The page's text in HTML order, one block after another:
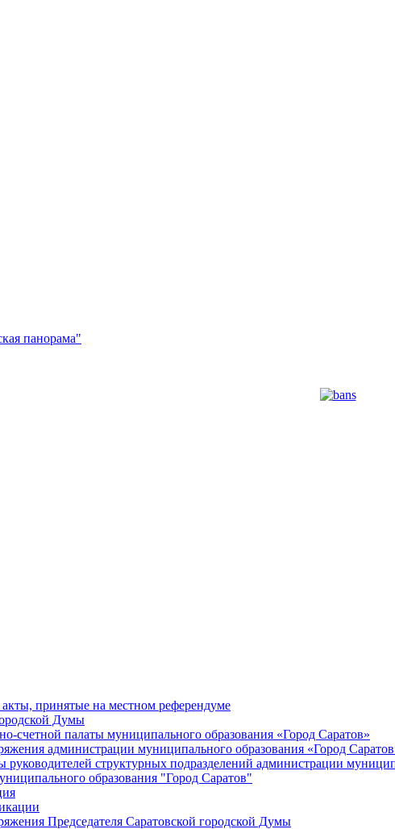
панорама"
принятые на местном референдуме
Думы
счетной палаты муниципального образования «Город Саратов»
администрации муниципального образования «Город
руководителей структурных подразделений администрации
образования "Город Саратов"
Председателя Саратовской городской Думы